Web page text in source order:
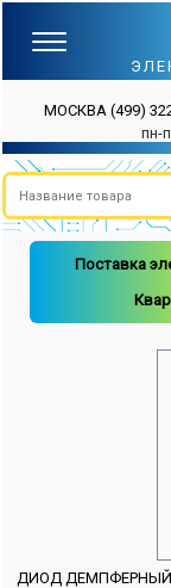
МОСКВА (499)
пн-
Поставка
ДИОД ДЕМПФЕРНЫЙ